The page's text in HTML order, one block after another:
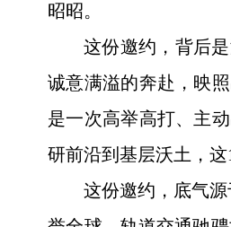
昭昭。
这份邀约，背后
诚意满溢的奔赴，映
是一次高举高打、主
研前沿到基层沃土，
这份邀约，底气